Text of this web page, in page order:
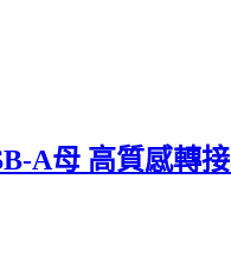
A母 高質感轉